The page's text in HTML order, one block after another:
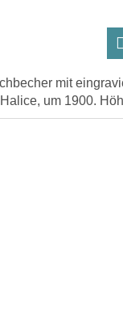
mit
um 1900.